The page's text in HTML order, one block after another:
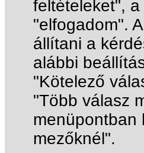
feltételeket",
"elfogadom".
állítani a
alábbi
"Kötelező
"Több válasz
menüpontban
mezőknél".